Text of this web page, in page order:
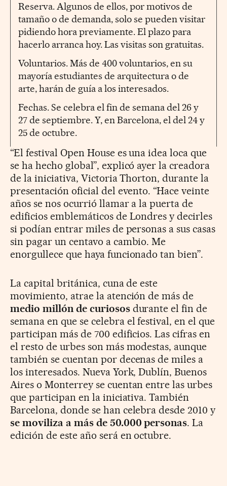
Reserva. Algunos de ellos, por motivos de
tamaño o de demanda, solo se pueden visitar
pidiendo hora previamente. El plazo para
hacerlo arranca hoy. Las visitas son gratuitas.
Voluntarios. Más de 400 voluntarios, en su
mayoría estudiantes de arquitectura o de
arte, harán de guía a los interesados.
Fechas. Se celebra el fin de semana del 26 y
27 de septiembre. Y, en Barcelona, el del 24 y
25 de octubre.
“El festival Open House es una idea loca que
se ha hecho global”, explicó ayer la creadora
de la iniciativa, Victoria Thorton, durante la
presentación oficial del evento. “Hace veinte
años se nos ocurrió llamar a la puerta de
edificios emblemáticos de Londres y decirles
si podían entrar miles de personas a sus casas
sin pagar un centavo a cambio. Me
enorgullece que haya funcionado tan bien”.
La capital británica, cuna de este
movimiento, atrae la atención de más de
medio millón de curiososdurante el fin de
semana en que se celebra el festival, en el que
participan más de 700 edificios. Las cifras en
el resto de urbes son más modestas, aunque
también se cuentan por decenas de miles a
los interesados. Nueva York, Dublín, Buenos
Aires o Monterrey se cuentan entre las urbes
que participan en la iniciativa. También
Barcelona, donde se han celebra desde 2010 y
se moviliza a más de 50.000 personas. La
edición de este año será en octubre.